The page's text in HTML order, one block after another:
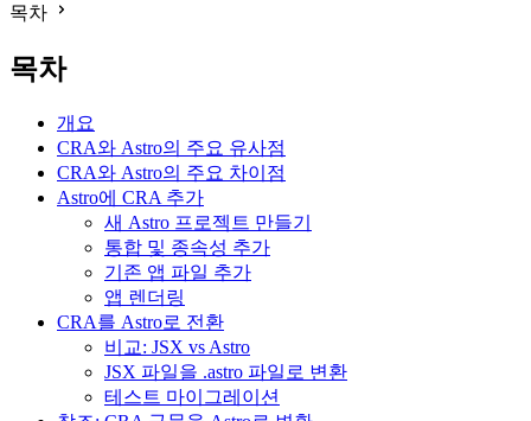
목차
목차
개요
CRA와 Astro의 주요 유사점
CRA와 Astro의 주요 차이점
Astro에 CRA 추가
새 Astro 프로젝트 만들기
통합 및 종속성 추가
기존 앱 파일 추가
앱 렌더링
CRA를 Astro로 전환
비교: JSX vs Astro
JSX 파일을 .astro 파일로 변환
테스트 마이그레이션